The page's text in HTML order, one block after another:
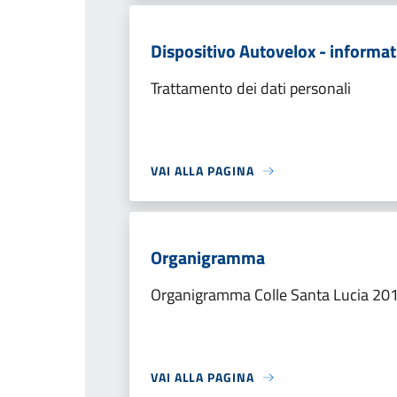
Dispositivo Autovelox -
Trattamento dei dati personali
VAI ALLA PAGINA
Organigramma
Organigramma Colle Santa Lucia
VAI ALLA PAGINA